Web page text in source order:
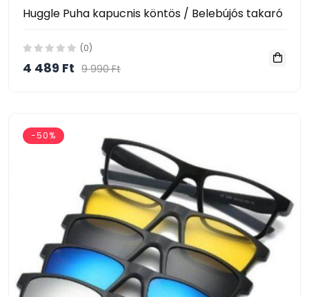
Huggle Puha kapucnis köntös / Belebújós takaró
(0)
4 489 Ft 9 990 Ft
-50%